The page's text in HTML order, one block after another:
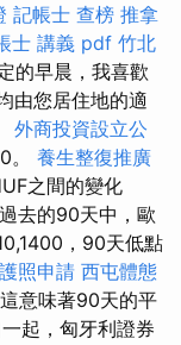
記帳士 查榜 推拿
士 講義 pdf 竹北
的早晨，我喜歡
由您居住地的適
外商投資設立公
。 養生整復推廣
之間的變化
去的90天中，歐
，90天低點
護照申請 西屯體態
這意味著90天的平
起，匈牙利證券